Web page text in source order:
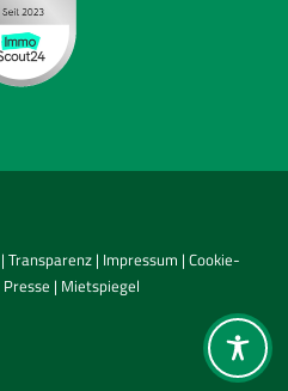
| Transparenz | Impressum | Cookie-
Presse | Mietspiegel